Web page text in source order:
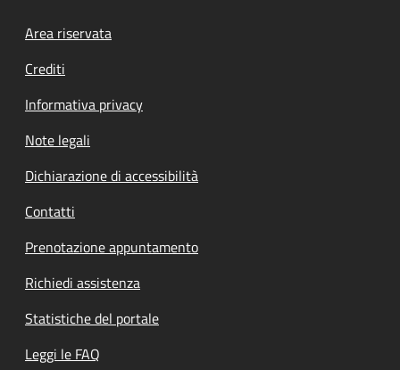
Footer menu
Area riservata
Crediti
Informativa privacy
Note legali
Dichiarazione di accessibilità
Contatti
Prenotazione appuntamento
Richiedi assistenza
Statistiche del portale
Leggi le FAQ